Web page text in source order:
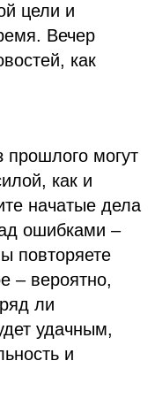
цели и
Вечер
как
прошлого могут
как и
начатые дела
ошибками –
повторяете
– вероятно,
ли
удачным,
и